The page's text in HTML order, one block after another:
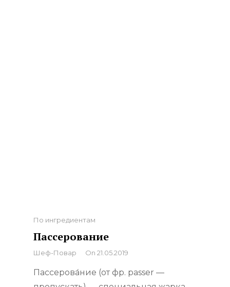
Categories
По ингредиентам
Пассерование
By
Шеф-Повар On 21.05.2019
Пассерова́ние (от фр. passer —